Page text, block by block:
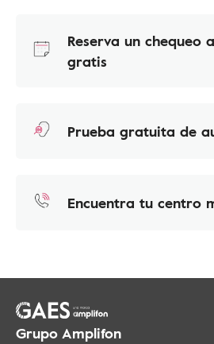
Reserva un chequeo
gratis
Prueba gratuita de
Encuentra tu centro
Grupo Amplifon